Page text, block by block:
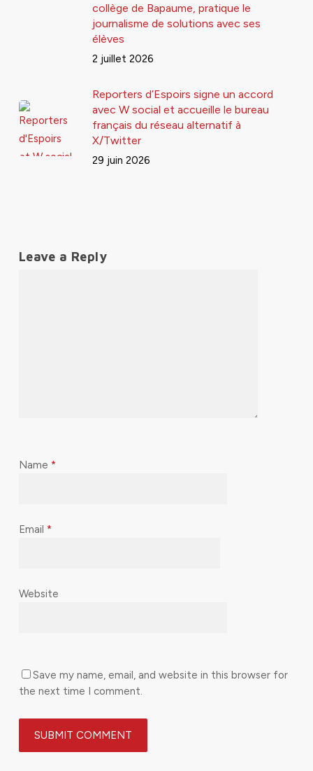
collège de Bapaume, pratique le
journalisme de solutions avec ses
élèves
2 juillet 2026
Reporters d’Espoirs signe un accord
avec W social et accueille le bureau
français du réseau alternatif à
X/Twitter
29 juin 2026
Leave a Reply
Name *
Email *
Website
Save my name, email, and website in this browser for
the next time I comment.